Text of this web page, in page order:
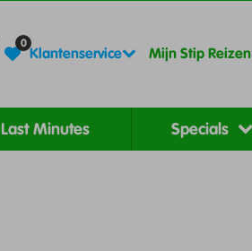
0
Klantenservice Mijn Stip Reizen
Last Minutes Specials